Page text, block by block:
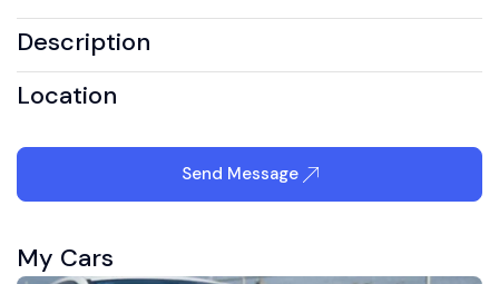
Description
Location
Send Message
My Cars